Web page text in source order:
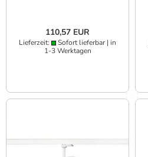
110,57 EUR
Lieferzeit:
Sofort lieferbar | in
1-3 Werktagen